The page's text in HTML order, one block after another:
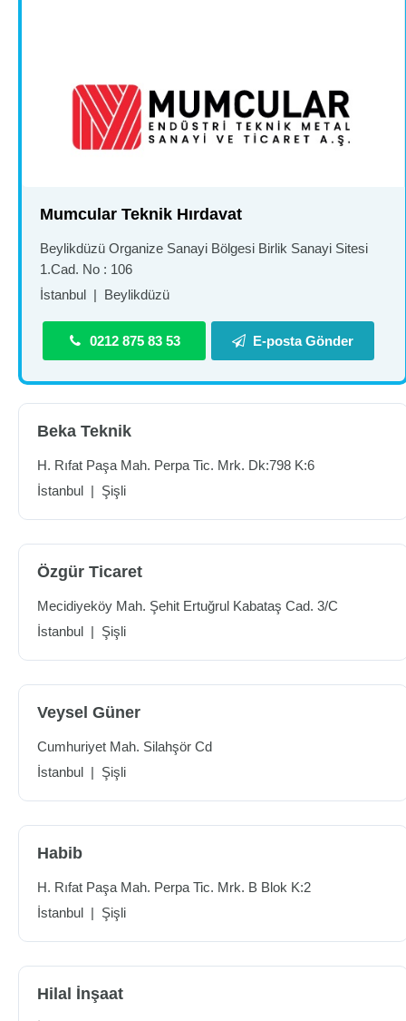
Mumcular Teknik Hırdavat
Beylikdüzü Organize Sanayi Bölgesi Birlik Sanayi Sitesi
1.Cad. No : 106
İstanbul | Beylikdüzü
0212 875 83 53 E-posta Gönder
Beka Teknik
H. Rıfat Paşa Mah. Perpa Tic. Mrk. Dk:798 K:6
İstanbul | Şişli
Özgür Ticaret
Mecidiyeköy Mah. Şehit Ertuğrul Kabataş Cad. 3/C
İstanbul | Şişli
Veysel Güner
Cumhuriyet Mah. Silahşör Cd
İstanbul | Şişli
Habib
H. Rıfat Paşa Mah. Perpa Tic. Mrk. B Blok K:2
İstanbul | Şişli
Hilal İnşaat